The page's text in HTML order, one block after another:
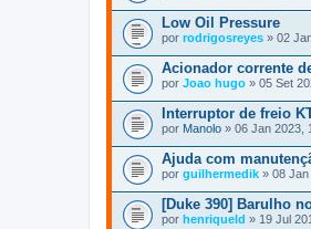
Low Oil Pressure
por rodrigosreyes » 02
Acionador corrente
por Joao hugo » 05 Set
Interruptor de freio
por Manolo » 06 Jan 2023,
Ajuda com
por guilhermedik » 08
[Duke 390] Barulho
por henriqueld » 19 Jul